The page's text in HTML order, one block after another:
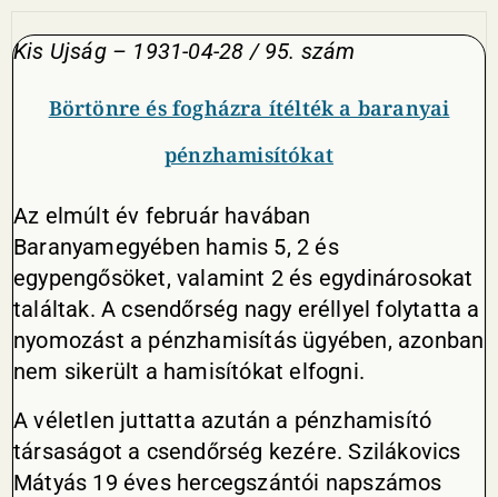
Kis Ujság – 1931-04-28 / 95. szám
Börtönre és fogházra ítélték a baranyai
pénzhamisítókat
Az elmúlt év február havában
Baranyamegyében hamis 5, 2 és
egypengősöket, valamint 2 és egydinárosokat
találtak. A csendőrség nagy eréllyel folytatta a
nyomozást a pénzhamisítás ügyében, azonban
nem sikerült a hamisítókat elfogni.
A véletlen juttatta azután a pénzhamisító
társaságot a csendőrség kezére. Szilákovics
Mátyás 19 éves hercegszántói napszámos